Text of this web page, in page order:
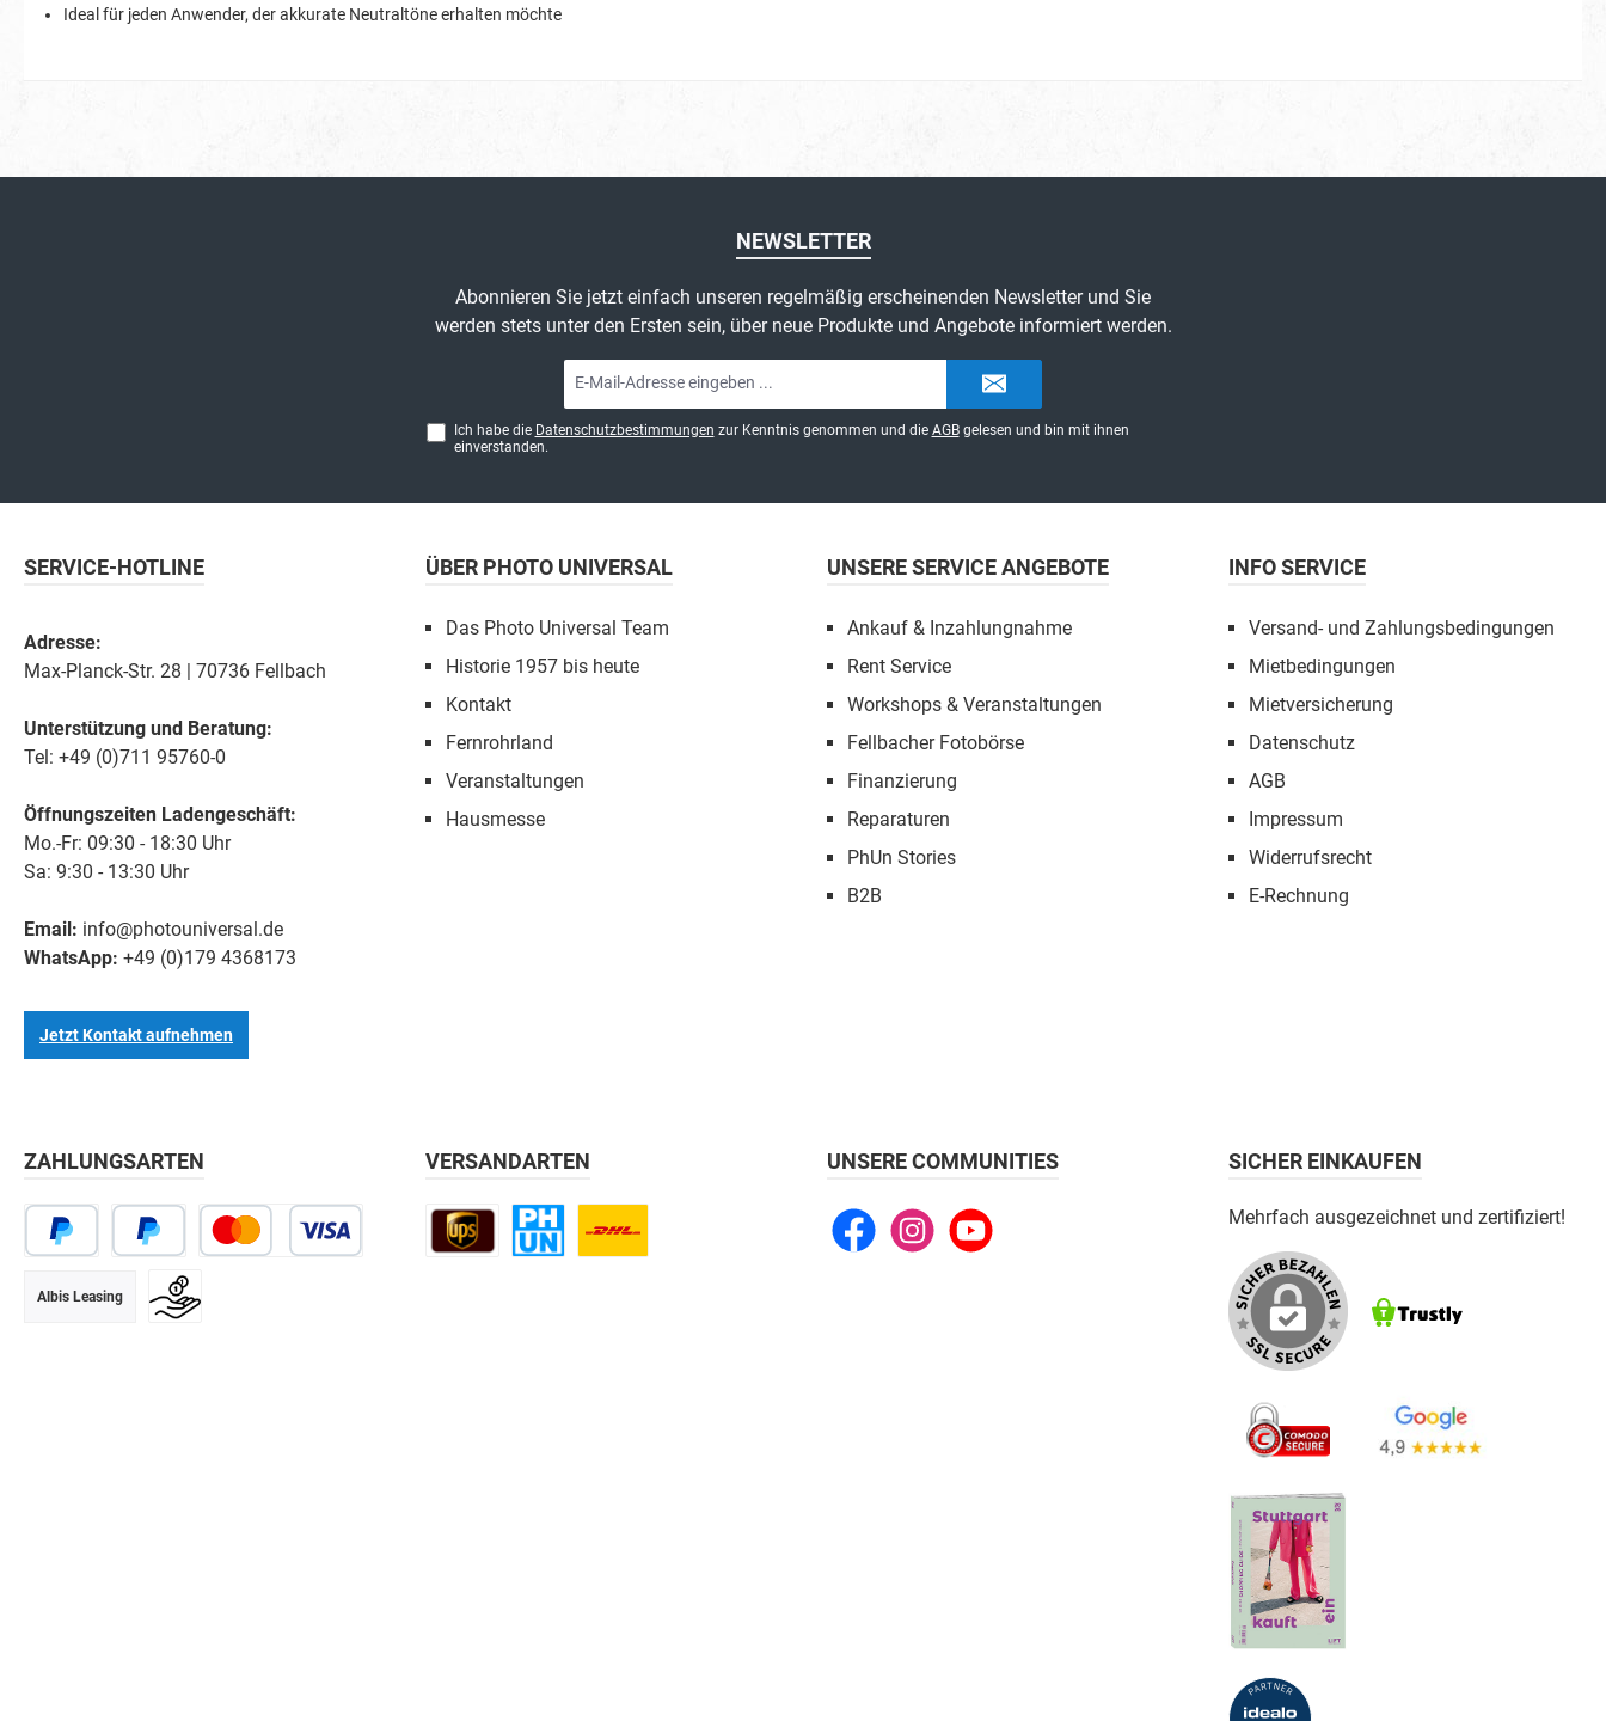
Ideal für jeden Anwender, der akkurate Neutraltöne erhalten möchte
NEWSLETTER
Abonnieren Sie jetzt einfach unseren regelmäßig erscheinenden Newsletter und Sie
werden stets unter den Ersten sein, über neue Produkte und Angebote informiert werden.
Mail-
Adresse*
Ich habe die Datenschutzbestimmungen zur Kenntnis genommen und die AGBgelesen und bin mit ihnen
einverstanden.
SERVICE-HOTLINE
Adresse:
Max-Planck-Str. 28 | 70736 Fellbach
Unterstützung und Beratung:
Tel: +49 (0)711 95760-0
Öffnungszeiten Ladengeschäft:
Mo.-Fr: 09:30 - 18:30 Uhr
Sa: 9:30 - 13:30 Uhr
Email: info@photouniversal.de
WhatsApp: +49 (0)179 4368173
Jetzt Kontakt aufnehmen
ÜBER PHOTO UNIVERSAL
Das Photo Universal Team
Historie 1957 bis heute
Kontakt
Fernrohrland
Veranstaltungen
Hausmesse
UNSERE SERVICE ANGEBOTE
Ankauf & Inzahlungnahme
Rent Service
Workshops & Veranstaltungen
Fellbacher Fotobörse
Finanzierung
Reparaturen
PhUn Stories
B2B
INFO SERVICE
Versand- und Zahlungsbedingungen
Mietbedingungen
Mietversicherung
Datenschutz
AGB
Impressum
Widerrufsrecht
E-Rechnung
ZAHLUNGSARTEN
Albis Leasing
VERSANDARTEN UNSERE COMMUNITIES
FacebookInstagramYouTube
SICHER EINKAUFEN
Mehrfach ausgezeichnet und zertifiziert!